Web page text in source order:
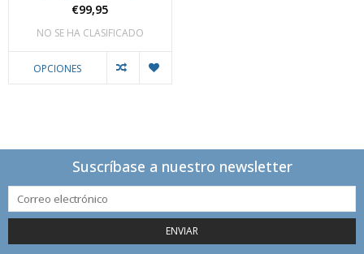
€99,95
NO SE HA CLASIFICADO
OPCIONES
Suscríbase a nuestro newsletter
ENVIAR